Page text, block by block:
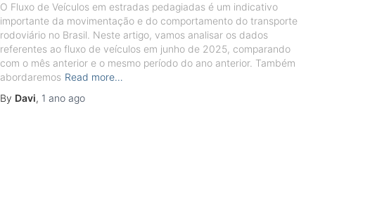
O Fluxo de Veículos em estradas pedagiadas é um indicativo
importante da movimentação e do comportamento do transporte
rodoviário no Brasil. Neste artigo, vamos analisar os dados
referentes ao fluxo de veículos em junho de 2025, comparando
com o mês anterior e o mesmo período do ano anterior. Também
abordaremos Read more…
By Davi, 1 ano ago